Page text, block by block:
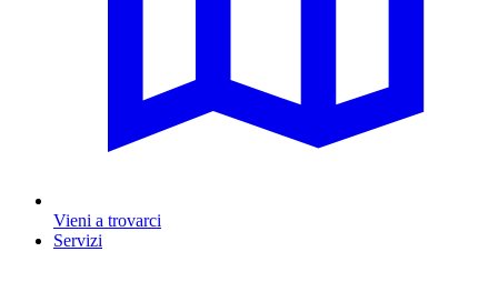
Vieni a trovarci
Servizi